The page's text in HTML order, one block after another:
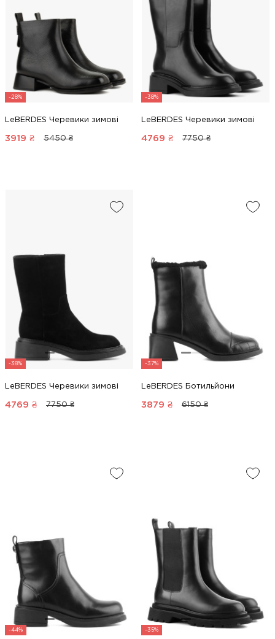
-28%
LeBERDES Черевики зимові
3919 ₴ 5450 ₴
-38%
LeBERDES Черевики зимові
4769 ₴ 7750 ₴
-38%
LeBERDES Черевики зимові
4769 ₴ 7750 ₴
-37%
LeBERDES Ботильйони
3879 ₴ 6150 ₴
-44% -35%